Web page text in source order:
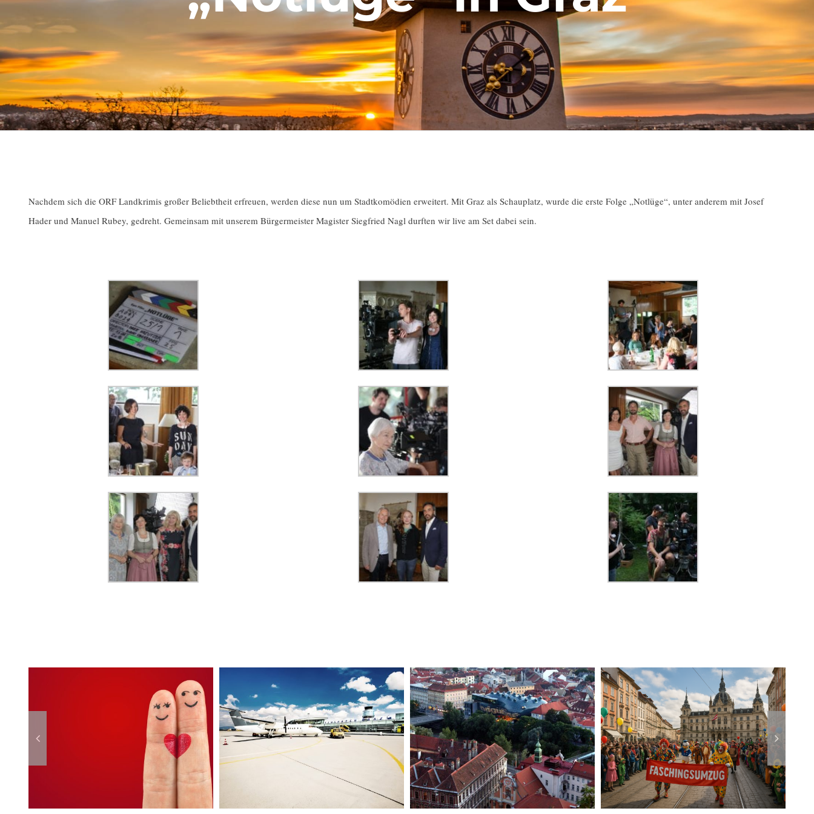
Nachdem sich die ORF Landkrimis großer Beliebtheit erfreuen, werden diese nun um Stadtkomödien erweitert. Mit Graz als Schauplatz, wurde die erste Folge „Notlüge“, unter anderem mit Josef
Hader und Manuel Rubey, gedreht. Gemeinsam mit unserem Bürgermeister Magister Siegfried Nagl durften wir live am Set dabei sein.
„Die Auswanderer“
von Graz
Das ZDF-
Frühstücksfernsehen
war in Graz
unterwegs
„Diese
Ochsenknechts“
waren am Grazer
Faschingsumzug
unterwegs
Netflix-Doku in Graz
gedreht